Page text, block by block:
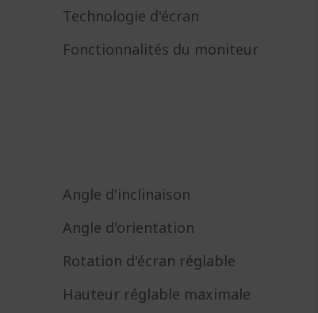
Technologie d'écran
Fonctionnalités du moniteur
Angle d'inclinaison
Angle d'orientation
Rotation d'écran réglable
Hauteur réglable maximale